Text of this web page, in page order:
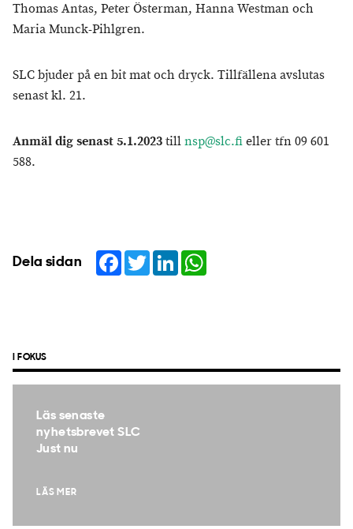
Thomas An­tas, Peter Österman, Hanna Westman och
Maria Munck-Pihlgren.
SLC bjuder på en bit mat och dryck. Tillfällena avslutas
senast kl. 21.
Anmäl dig senast 5.1.2023tillnsp@slc.fieller tfn 09 601
588.
Dela sidan Facebook
TwitterLinkedIn
I FOKUS
Läs senaste
nyhetsbrevet SLC
Just nu
LÄS MER